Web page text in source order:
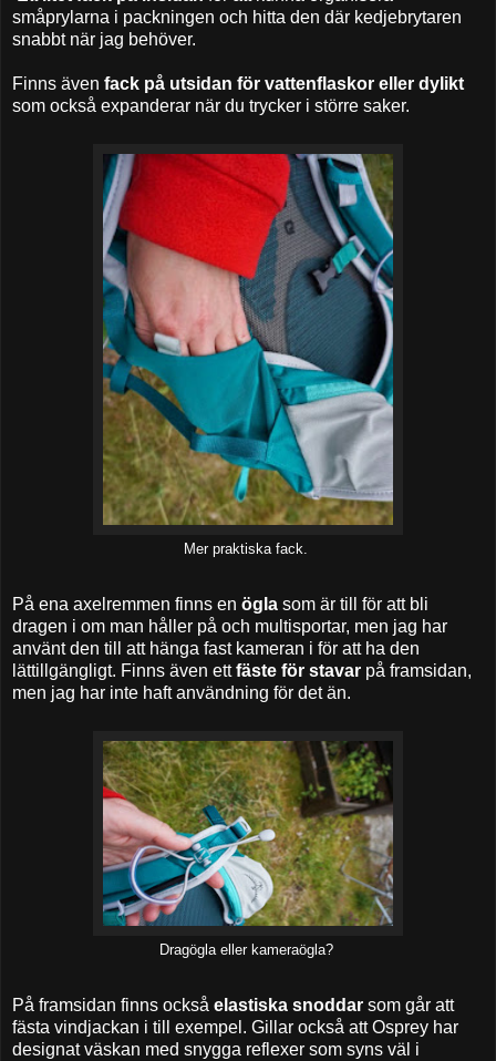
småprylarna i packningen och hitta den där kedjebrytaren
snabbt när jag behöver.
Finns även fack på utsidan för vattenflaskor eller dylikt
som också expanderar när du trycker i större saker.
Mer praktiska fack.
På ena axelremmen finns en ögla som är till för att bli
dragen i om man håller på och multisportar, men jag har
använt den till att hänga fast kameran i för att ha den
lättillgängligt. Finns även ettfäste för stavar på framsidan,
men jag har inte haft användning för det än.
Dragögla eller kameraögla?
På framsidan finns också elastiska snoddar som går att
fästa vindjackan i till exempel. Gillar också att Osprey har
designat väskan med snygga reflexer som syns väl i